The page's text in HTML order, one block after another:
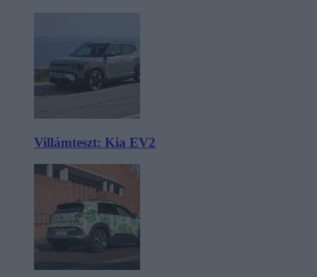
Villámteszt: Kia EV2